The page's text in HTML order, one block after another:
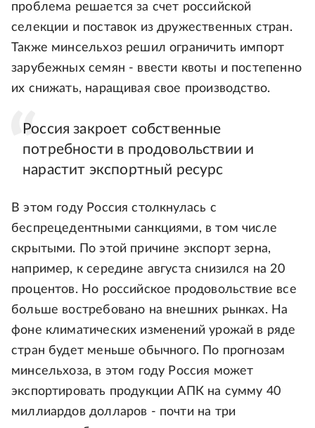
проблема решается за счет российской
селекции и поставок из дружественных стран.
Также минсельхоз решил ограничить импорт
зарубежных семян - ввести квоты и постепенно
их снижать, наращивая свое производство.
Россия закроет собственные
потребности в продовольствии и
нарастит экспортный ресурс
В этом году Россия столкнулась с
беспрецедентными санкциями, в том числе
скрытыми. По этой причине экспорт зерна,
например, к середине августа снизился на 20
процентов. Но российское продовольствие все
больше востребовано на внешних рынках. На
фоне климатических изменений урожай в ряде
стран будет меньше обычного. По прогнозам
минсельхоза, в этом году Россия может
экспортировать продукции АПК на сумму 40
миллиардов долларов - почти на три